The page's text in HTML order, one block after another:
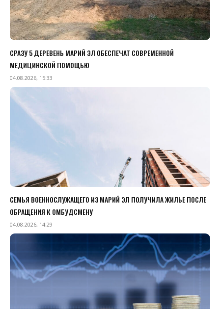
СРАЗУ 5 ДЕРЕВЕНЬ МАРИЙ ЭЛ ОБЕСПЕЧАТ СОВРЕМЕННОЙ
МЕДИЦИНСКОЙ ПОМОЩЬЮ
04.08.2026, 15:33
СЕМЬЯ ВОЕННОСЛУЖАЩЕГО ИЗ МАРИЙ ЭЛ ПОЛУЧИЛА ЖИЛЬЕ ПОСЛЕ
ОБРАЩЕНИЯ К ОМБУДСМЕНУ
04.08.2026, 14:29